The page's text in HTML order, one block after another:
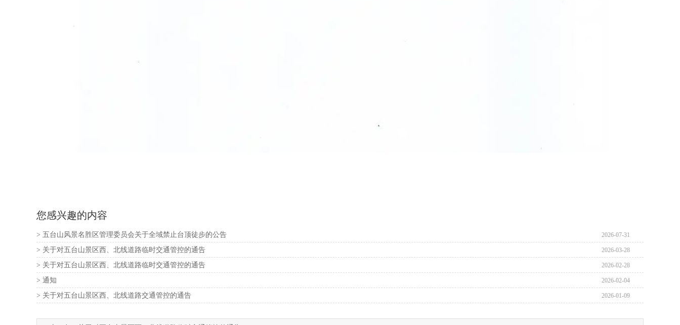
您感兴趣的内容
> 五台山风景名胜区管理委员会关于全域禁止台顶徒步的公告 2026-07-31
> 关于对五台山景区西、北线道路临时交通管控的通告 ​​​ 2026-03-28
> 关于对五台山景区西、北线道路临时交通管控的通告 ​​​ 2026-02-28
> 通知 2026-02-04
> 关于对五台山景区西、北线道路交通管控的通告 ​​​ 2026-01-09